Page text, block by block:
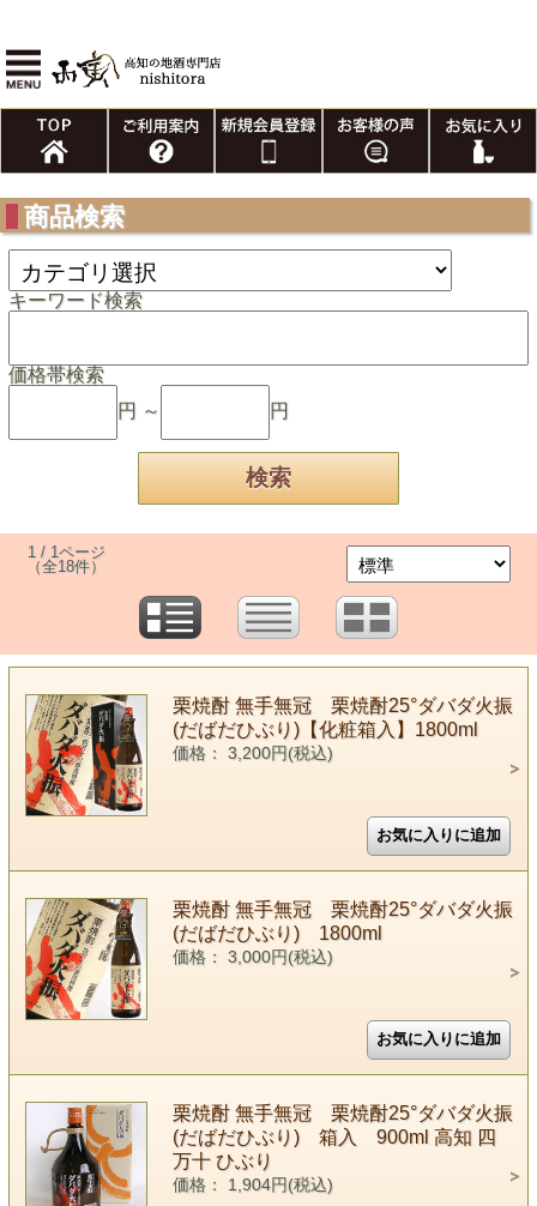
商品検索
キーワード検索
価格帯検索
円 ～
円
1 / 1ページ
（全18件）
栗焼酎 無手無冠 栗焼酎25°ダバダ火振
(だばだひぶり)【化粧箱入】1800ml
価格： 3,200円(税込)
栗焼酎 無手無冠 栗焼酎25°ダバダ火振
(だばだひぶり) 1800ml
価格： 3,000円(税込)
栗焼酎 無手無冠 栗焼酎25°ダバダ火振
(だばだひぶり) 箱入 900ml 高知 四
万十 ひぶり
価格： 1,904円(税込)